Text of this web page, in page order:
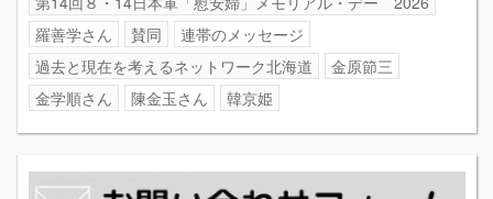
羅善学さん
賛同
連帯のメッセージ
過去と現在を考えるネットワーク北海道
金原節三
金学順さん
陳金玉さん 韓京姫